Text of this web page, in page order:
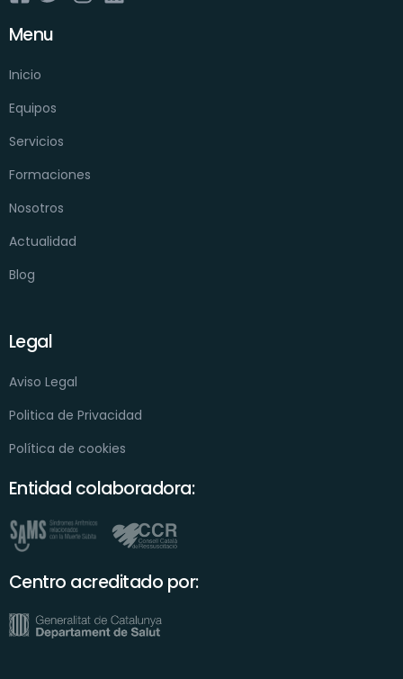
Menu
Inicio
Equipos
Servicios
Formaciones
Nosotros
Actualidad
Blog
Legal
Aviso Legal
Politica de Privacidad
Política de cookies
Entidad colaboradora:
Centro acreditado por: